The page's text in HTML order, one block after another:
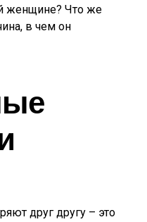
женщине? Что же
в чем он
друг другу – это